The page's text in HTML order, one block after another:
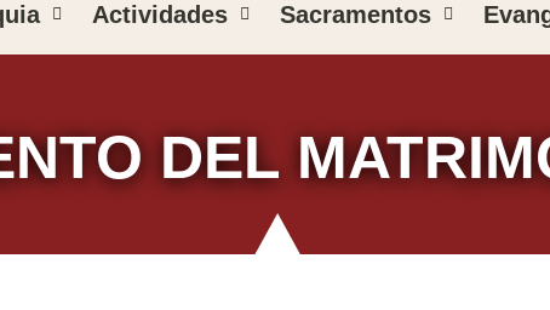
Actividades Sacramentos
DEL